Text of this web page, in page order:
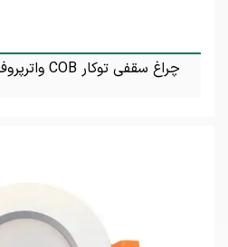
چراغ سقفی توکار COB واترپروف 15 وات 4M LED 15w